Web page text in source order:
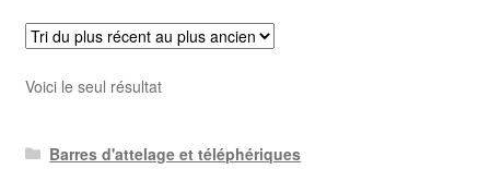
Voici le seul résultat
Barres d'attelage et téléphériques